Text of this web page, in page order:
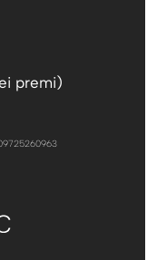
premi)